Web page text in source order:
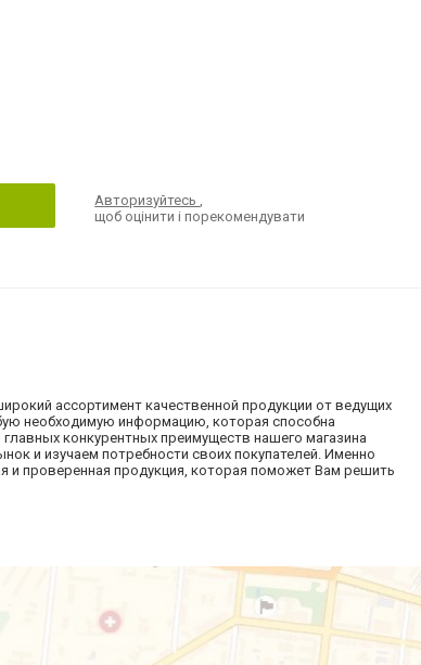
Авторизуйтесь,
щоб оцінити і порекомендувати
ассортимент качественной продукции от ведущих
необходимую информацию, которая способна
конкурентных преимуществ нашего магазина
и изучаем потребности своих покупателей. Именно
и проверенная продукция, которая поможет Вам решить